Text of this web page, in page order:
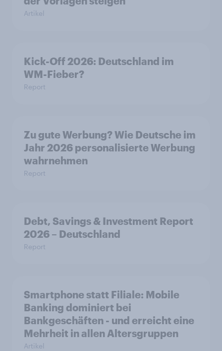
Artikel
Kick-Off 2026: Deutschland im
WM-Fieber?
Report
Zu gute Werbung? Wie Deutsche im
Jahr 2026 personalisierte Werbung
wahrnehmen
Report
Debt, Savings & Investment Report
2026 – Deutschland
Report
Smartphone statt Filiale: Mobile
Banking dominiert bei
Bankgeschäften - und erreicht eine
Mehrheit in allen Altersgruppen
Artikel